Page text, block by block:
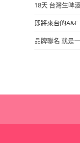
18天 台灣生啤
即將來台的
品牌聯名 就是